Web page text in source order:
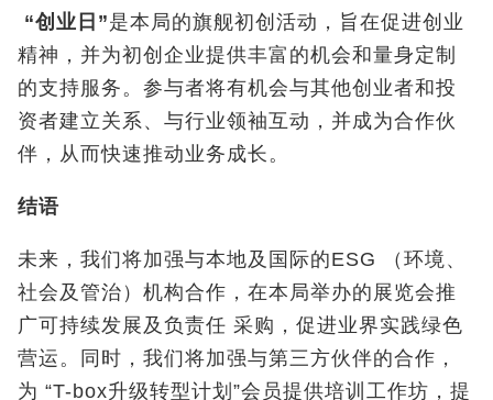
“创业日 ”是本局的旗舰初创活动，旨在促进创业
精神，并为初创企业提供丰富的机会和量身定制
的支持服务。参与者将有机会与其他创业者和投
资者建立关系、与行业领袖互动，并成为合作伙
伴，从而快速推动业务成长。
结语
未来，我们将加强与本地及国际的ESG （环境、
社会及管治）机构合作，在本局举办的展览会推
广可持续发展及负责任 采购，促进业界实践绿色
营运。同时，我们将加强与第三方伙伴的合作，
为 “T-box升级转型计划”会员提供培训工作坊，提